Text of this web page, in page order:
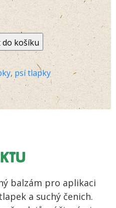
do košíku
, psí tlapky
balzám pro aplikaci
a suchý čenich.